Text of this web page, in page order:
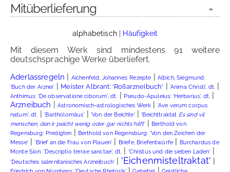
Mitüberlieferung
alphabetisch| Häufigkeit
Mit diesem Werk sind mindestens 91 weitere
deutschsprachige Werke überliefert.
Aderlassregeln | Aichenfeld, Johannes: Rezepte | Albich, Siegmund:
'Buch der Arznei'| Meister Albrant: 'Roßarzneibuch' | 'Anima Christi', dt. |
Anthimus: 'De observatione ciborum', dt. | Pseudo-Apuleius: 'Herbarius', dt. |
Arzneibuch |Astronomisch-astrologisches Werk | 'Ave verum corpus
natum', dt.|'Bartholomäus' | 'Von der Beichte'|'Beichttraktat Es sind vil
menschen, den ir peicht wenig oder gar nichts hilft' | Berthold von
Regensburg: Predigten | Berthold von Regensburg: 'Von den Zeichen der
Messe'|'Brief an die Frau von Plauen' | Briefe, Briefentwürfe | Burchardus de
Monte Sion: 'Descriptio terrae sanctae', dt. | 'Christus und die sieben Laden' |
'Deutsches salernitanisches Arzneibuch' | 'Eichenmisteltraktat' |